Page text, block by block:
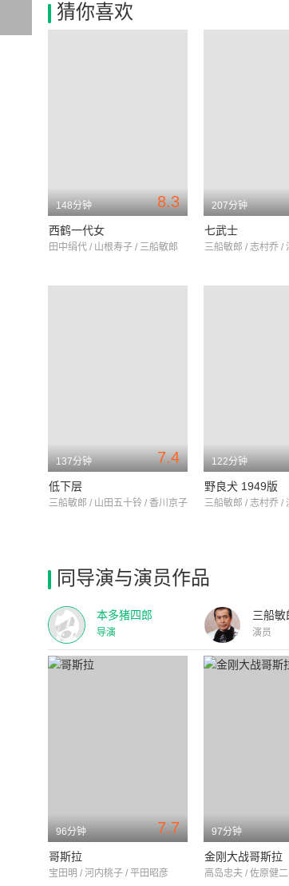
猜你喜欢
8.3
148分钟
西鹤一代女
田中绢代 / 山根寿子 / 三船敏郎
207分钟
七武士
三船敏郎 / 志村乔 /
7.4
137分钟
低下层
三船敏郎 / 山田五十铃 / 香川京子
122分钟
野良犬 1949版
三船敏郎 / 志村乔 /
同导演与演员作品
本多猪四郎
导演
三船敏
演员
7.7
96分钟
哥斯拉
宝田明 / 河内桃子 / 平田昭彦
97分钟
金刚大战哥斯拉
高岛忠夫 / 佐原健